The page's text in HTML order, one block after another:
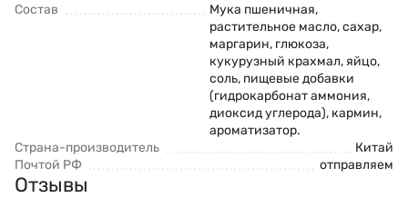
Состав
Мука пшеничная,
растительное масло, сахар,
маргарин, глюкоза,
кукурузный крахмал, яйцо,
соль, пищевые добавки
(гидрокарбонат аммония,
диоксид углерода), кармин,
ароматизатор.
Страна-производитель
Китай
Почтой РФ
отправляем
Отзывы